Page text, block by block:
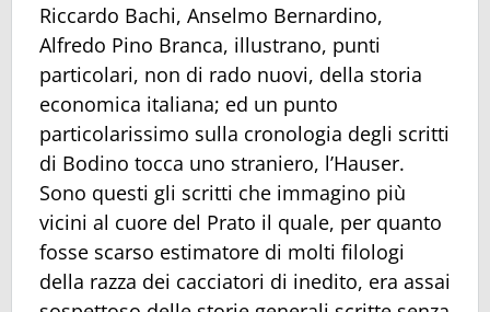
Riccardo Bachi, Anselmo Bernardino,
Alfredo Pino Branca, illustrano, punti
particolari, non di rado nuovi, della storia
economica italiana; ed un punto
particolarissimo sulla cronologia degli scritti
di Bodino tocca uno straniero, l’Hauser.
Sono questi gli scritti che immagino più
vicini al cuore del Prato il quale, per quanto
fosse scarso estimatore di molti filologi
della razza dei cacciatori di inedito, era assai